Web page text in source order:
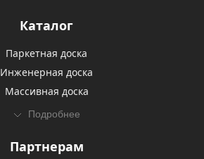
Каталог
Паркетная доска
Инженерная доска
Массивная доска
Подробнее
Партнерам